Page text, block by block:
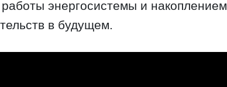
энергосистемы и накоплением
в будущем.